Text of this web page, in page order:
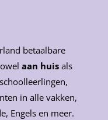
betaalbare
aan huisals
in alle vakken,
Engels en meer.